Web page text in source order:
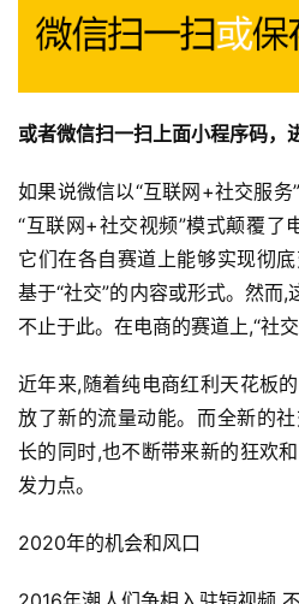
或者微信扫一扫上面小程序码，
如果说微信以“互联网+社交服
“互联网+社交视频”模式颠覆了
它们在各自赛道上能够实现彻
基于“社交”的内容或形式。然而
不止于此。在电商的赛道上,“社
近年来,随着纯电商红利天花板
放了新的流量动能。而全新的
长的同时,也不断带来新的狂欢
发力点。
2020年的机会和风口